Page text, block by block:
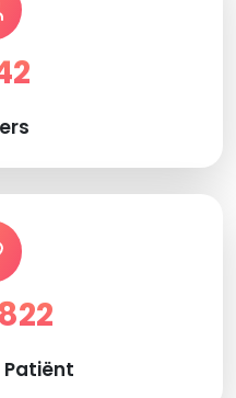
Patiënt